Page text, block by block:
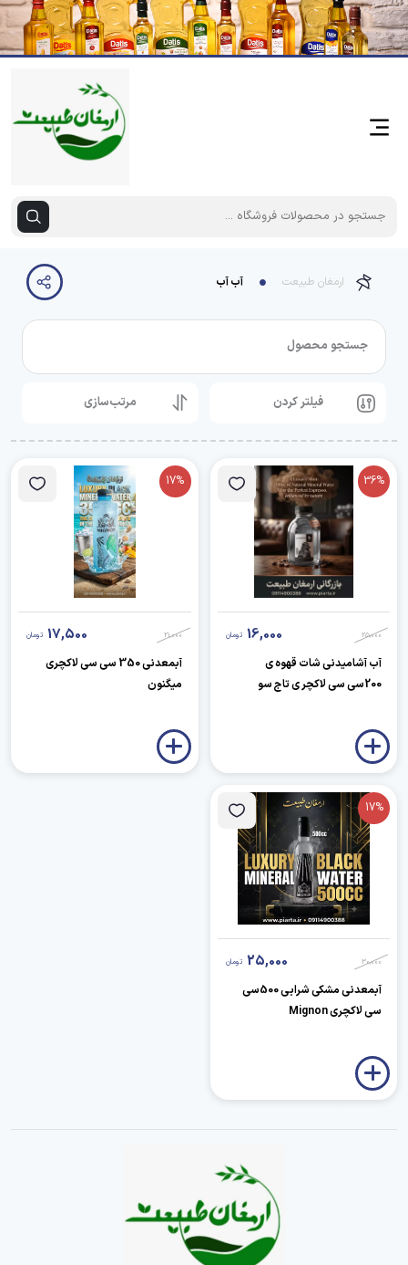
ارمغان طبیعت آب آب
جستجو محصول
فیلتر کردن مرتب‌سازی
36%
25,000
16,000 تومان
آب آشامیدنی شات قهوه ی
200سی سی لاکچر ی تاج سو
17%
21,000
17,500 تومان
آبمعدنی 350 سی سی لاکچری
میگنون
17%
30,000
25,000 تومان
آبمعدنی مشکی شرابی 500سی
سی لاکچری Mignon